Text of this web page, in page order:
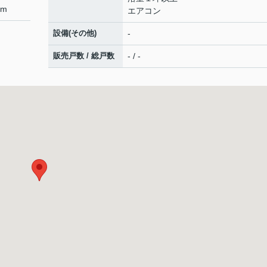
エアコン
設備(その他) -
販売戸数 / 総戸数 - / -